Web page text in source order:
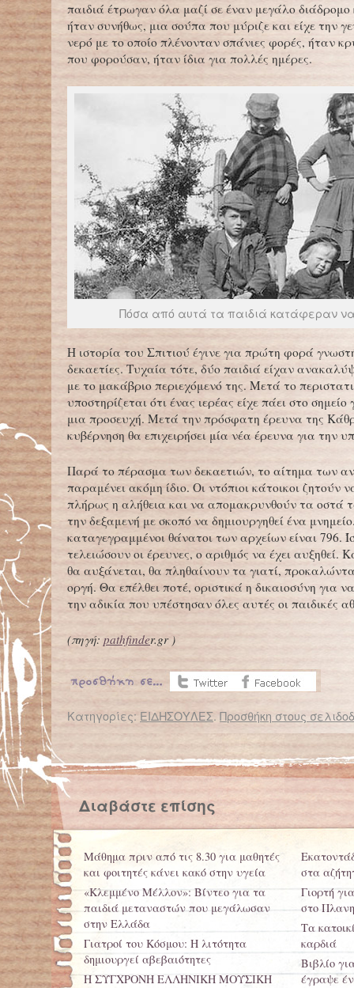
παιδιά έτρωγαν όλα μαζί σε έναν μεγάλο
ήταν συνήθως, μια σούπα που μύριζε και είχε την
νερό με το οποίο πλένονταν σπάνιες φορές, ήταν
που φορούσαν, ήταν ίδια για πολλές ημέρες.
Πόσα από αυτά τα παιδιά κατάφεραν
Η ιστορία του Σπιτιού έγινε για πρώτη φορά
δεκαετίες. Τυχαία τότε, δύο παιδιά είχαν
με το μακάβριο περιεχόμενό της. Μετά το
υποστηρίζεται ότι ένας ιερέας είχε πάει στο σημείο
μια προσευχή. Μετά την πρόσφατη έρευνα της
κυβέρνηση θα επιχειρήσει μία νέα έρευνα για την
Παρά το πέρασμα των δεκαετιών, το αίτημα των
παραμένει ακόμη ίδιο. Οι ντόπιοι κάτοικοι ζητούν
πλήρως η αλήθεια και να απομακρυνθούν τα οστά
την δεξαμενή με σκοπό να δημιουργηθεί ένα
καταγεγραμμένοι θάνατοι των αρχείων είναι 796.
τελειώσουν οι έρευνες, ο αριθμός να έχει αυξηθεί.
θα αυξάνεται, θα πληθαίνουν τα γιατί,
οργή. Θα επέλθει ποτέ, οριστικά η δικαιοσύνη για
την αδικία που υπέστησαν όλες αυτές οι παιδικές
(πηγή: pathfinder.gr )
Κατηγορίες: ΕΙΔΗΣΟΥΛΕΣ. Προσθήκη στους
← Επιστροφή στο %s
Διαβάστε επίσης
Μάθημα πριν από τις 8.30 για μαθητές
και φοιτητές κάνει κακό στην υγεία
«Κλεμμένο Μέλλον»: Βίντεο για τα
παιδιά μεταναστών που μεγάλωσαν
στην Ελλάδα
Γιατροί του Κόσμου: Η λιτότητα
δημιουργεί αβεβαιότητες
Η ΣΥΓΧΡΟΝΗ ΕΛΛΗΝΙΚΗ ΜΟΥΣΙΚΗ
στα
Γιορτή
στο
Τα
καρδιά
Βιβλίο
έγραψε